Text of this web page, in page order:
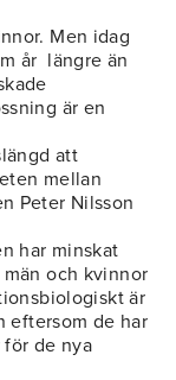
Men idag
år längre än
är en
att
mellan
Peter Nilsson
har minskat
och kvinnor
är
eftersom de har
de nya